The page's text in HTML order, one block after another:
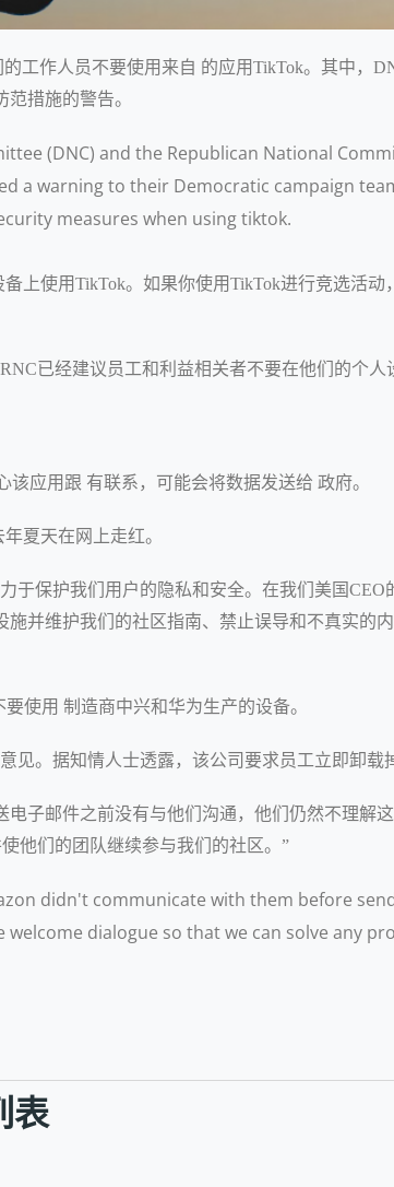
工作人员不要使用来自 的应用TikTok。其中，
措施的警告。
(DNC) and the Republican National
a warning to their Democratic campaign
measures when using tiktok.
上使用TikTok。如果你使用TikTok进行竞选活动
已经建议员工和利益相关者不要在他们的个人
应用跟 有联系，可能会将数据发送给 政府。
夏天在网上走红。
于保护我们用户的隐私和安全。在我们美国
并维护我们的社区指南、禁止误导和不真实的
使用 制造商中兴和华为生产的设备。
。据知情人士透露，该公司要求员工立即卸载
子邮件之前没有与他们沟通，他们仍然不理解
他们的团队继续参与我们的社区。”
didn't communicate with them before
dialogue so that we can solve any
表